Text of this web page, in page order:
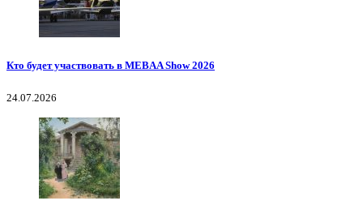
Кто будет участвовать в MEBAA Show 2026
24.07.2026